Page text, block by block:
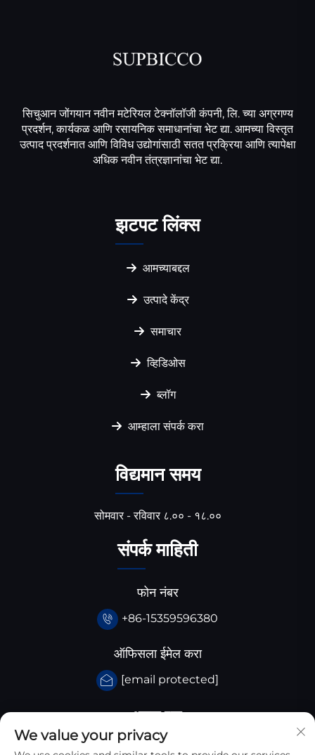
सिचुआन जोंगयान नवीन मटेरियल टेक्नॉलॉजी कंपनी, लि. च्या अग्रगण्य
प्रदर्शन, कार्यकळ आणि रसायनिक समाधानांचा भेट द्या. आमच्या विस्तृत
उत्पाद प्रदर्शनात आणि विविध उद्योगांसाठी सतत प्रक्रिया आणि त्यापेक्षा
अधिक नवीन तंत्रज्ञानांचा भेट द्या.
झटपट लिंक्स
आमच्याबद्दल
उत्पादे केंद्र
समाचार
व्हिडिओस
ब्लॉग
आम्हाला संपर्क करा
विद्यमान समय
सोमवार - रविवार ८.०० - १८.००
संपर्क माहिती
फोन नंबर
+86-15359596380
ऑफिसला ईमेल करा
[email protected]
आमचा पत्ता
चायना, सिचुआन प्रांत, सांताई काउंटी, हुआंगज़िबा औद्योगिक पार्क
We value your privacy